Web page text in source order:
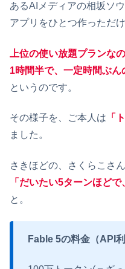
あるAIメディアの相坂ソウ
アプリをひとつ作っただ
上位の使い放題プランなの
1時間半で、一定時間ぶ
というのです。
その様子を、ご本人は 「
ました。
さきほどの、さくらこさ
「だいたい5ターンほど
と。
Fable 5の料金（API利